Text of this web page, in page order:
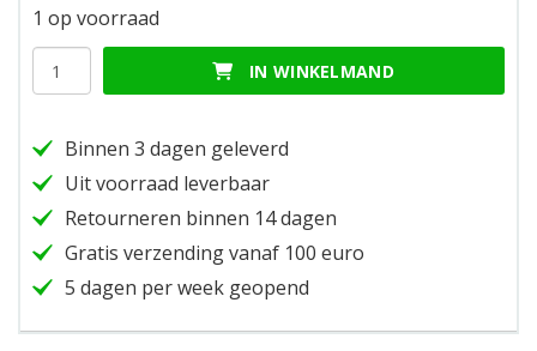
1 op voorraad
Ducatiana
sweatshirt
xxl
hoeveelheid
IN WINKELMAND
Binnen 3 dagen geleverd
Uit voorraad leverbaar
Retourneren binnen 14 dagen
Gratis verzending vanaf 100 euro
5 dagen per week geopend